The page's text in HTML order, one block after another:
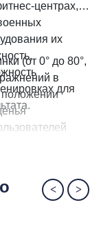
центрах,
их
для
(от 0° до 80°,
в
положении